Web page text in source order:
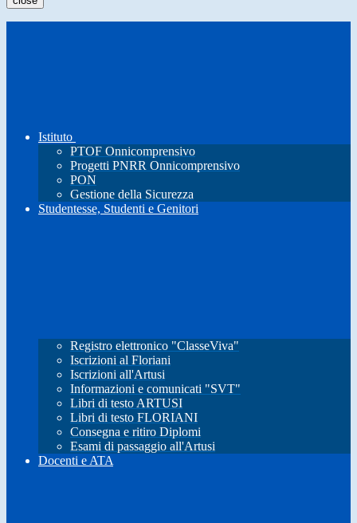
Istituto
PTOF Onnicomprensivo
Progetti PNRR Onnicomprensivo
PON
Gestione della Sicurezza
Studentesse, Studenti e Genitori
Registro elettronico "ClasseViva"
Iscrizioni al Floriani
Iscrizioni all'Artusi
Informazioni e comunicati "SVT"
Libri di testo ARTUSI
Libri di testo FLORIANI
Consegna e ritiro Diplomi
Esami di passaggio all'Artusi
Docenti e ATA